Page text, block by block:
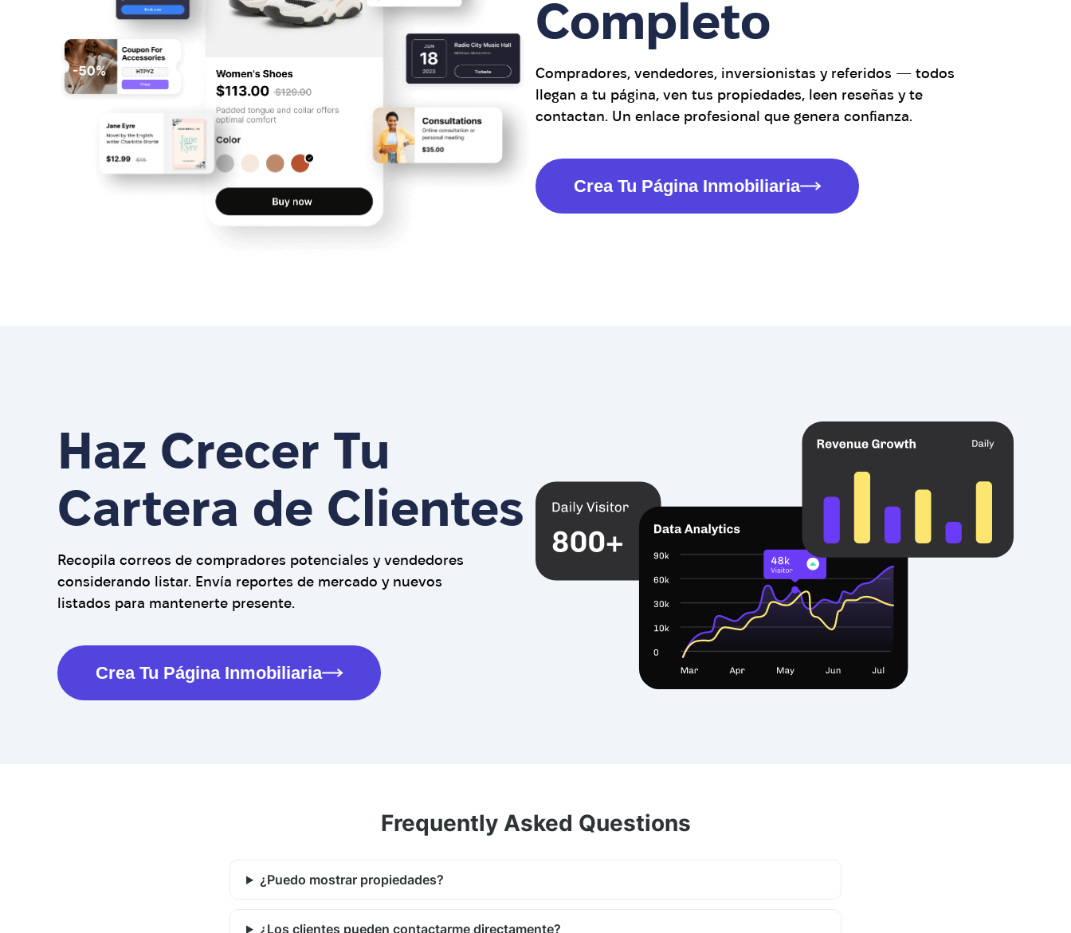
Completo
Compradores, vendedores, inversionistas y referidos — todos
llegan a tu página, ven tus propiedades, leen reseñas y te
contactan. Un enlace profesional que genera confianza.
Crea Tu Página Inmobiliaria
Haz Crecer Tu
Cartera de Clientes
Recopila correos de compradores potenciales y vendedores
considerando listar. Envía reportes de mercado y nuevos
listados para mantenerte presente.
Crea Tu Página Inmobiliaria
Frequently Asked Questions
¿Puedo mostrar propiedades?
¿Los clientes pueden contactarme directamente?